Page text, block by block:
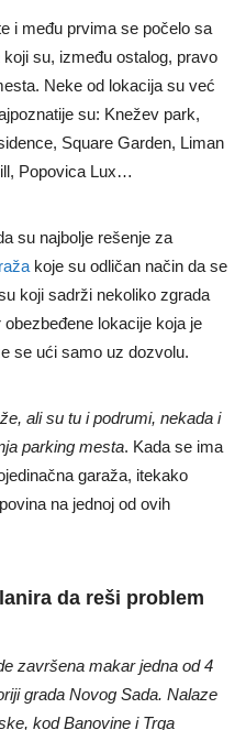
i među prvima se počelo sa
koji su, između ostalog, pravo
Neke od lokacija su već
su: Knežev park,
Square Garden, Liman
Popovica Lux…
su najbolje rešenje za
koje su odličan način da se
koji sadrži nekoliko zgrada
lokacije koja je
se ući samo uz dozvolu.
ali su tu i podrumi, nekada i
parking mesta. Kada se ima
garaža, itekako
na jednoj od ovih
da reši problem
završena makar jedna od 4
grada Novog Sada. Nalaze
kod Banovine i Trga